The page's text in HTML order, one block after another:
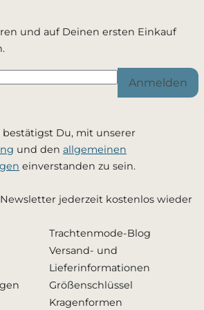
ansehen
benachrichtigt, sobald der
ist.
widerruflich - per Mail
sobald dieses Produkt wieder
Mailadresse wird ausschließlich
Datenschutzerklärunghabe ich
und auf Deinen ersten Einkauf
Anmelden
Du, mit unserer
und den allgemeinen
einverstanden zu sein.
jederzeit kostenlos wieder
Trachtenmode-Blog
Versand- und
Lieferinformationen
Größenschlüssel
Kragenformen